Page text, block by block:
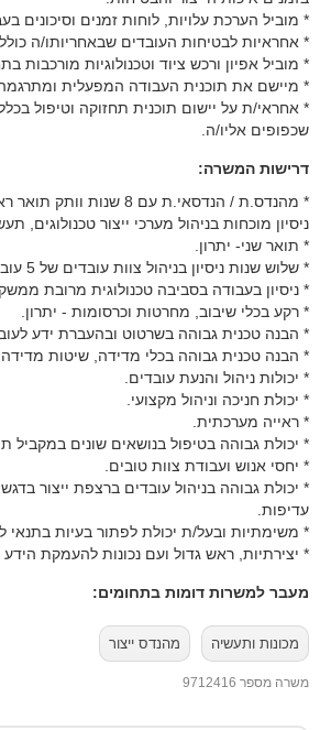
* מוביל הערכת עלויות, לוחות זמנים וסיכונים
* אחראיות לבטיחות העובדים שבאחריותו/ה
* מוביל אפיון ורכש ציוד וטכנולוגיות מורכבות
* מיישם את תוכנית העבודה המפעלית ומתרגמה
* אחראי/ת על יישום תוכנית תחזוקה וטיפול
שכפופים אליו/ה.
דרישות המשרה:
ניסיון מוכחות בניהול מערכי ייצור טכנולוגים,
* תואר שני- יתרון.
* שלוש שנות ניסיון בניהול צוות עובדים של 5 עובדים לפחות.
* ניסיון בעבודה בסביבה טכנולוגית מרובת
* רקע בכלי שיבוב, מחרטות וכרסומות - יתרון.
* הבנה טכנית גבוהה בשרטוט ובהעברת ידע
* הבנה טכנית גבוהה בכלי מדידה, שיטות מדידה
* יכולות ניהול והנעת עובדים.
* יכולת חניכה וניהול מקצועי.
* ראייה מערכתית.
* יכולת גבוהה בטיפול בנושאים שונים במקביל
* יחסי אנוש ועבודת צוות טובים.
* יכולת גבוהה בניהול עובדים ברצפת ייצור
עדיפות.
* משימתיות ובעל/ת יכולת לפתור בעיות בתנאי
* יצירתיות, ראש גדול ועם נכונות להעמקת
מעבר למשרות דומות בתחומים:
מכונות ותעשיה מהנדס ייצור
משרה מספר 9712416